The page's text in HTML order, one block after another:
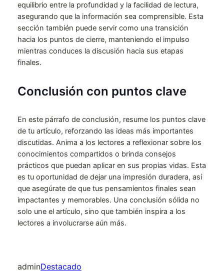
equilibrio entre la profundidad y la facilidad de lectura,
asegurando que la información sea comprensible. Esta
sección también puede servir como una transición
hacia los puntos de cierre, manteniendo el impulso
mientras conduces la discusión hacia sus etapas
finales.
Conclusión con puntos clave
En este párrafo de conclusión, resume los puntos clave
de tu artículo, reforzando las ideas más importantes
discutidas. Anima a los lectores a reflexionar sobre los
conocimientos compartidos o brinda consejos
prácticos que puedan aplicar en sus propias vidas. Esta
es tu oportunidad de dejar una impresión duradera, así
que asegúrate de que tus pensamientos finales sean
impactantes y memorables. Una conclusión sólida no
solo une el artículo, sino que también inspira a los
lectores a involucrarse aún más.
adminDestacado